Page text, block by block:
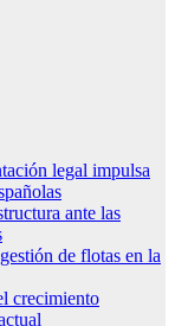
legal impulsa
ante las
de flotas en la
crecimiento